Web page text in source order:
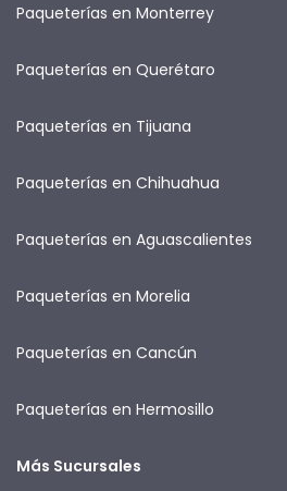
Paqueterías en Monterrey
Paqueterías en Querétaro
Paqueterías en Tijuana
Paqueterías en Chihuahua
Paqueterías en Aguascalientes
Paqueterías en Morelia
Paqueterías en Cancún
Paqueterías en Hermosillo
Más Sucursales